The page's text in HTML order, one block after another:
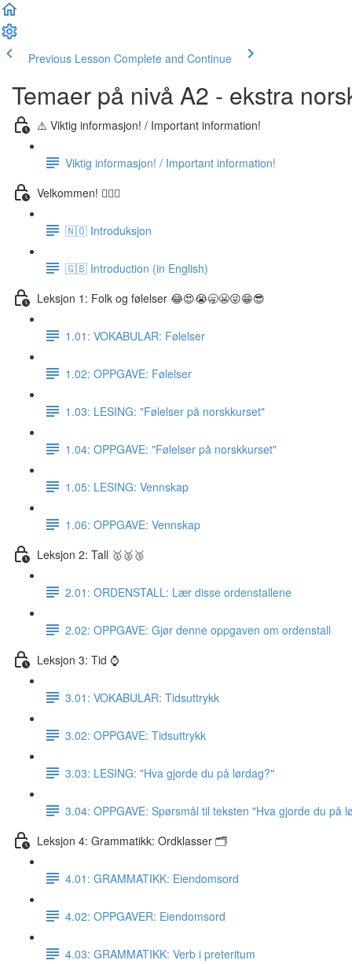
Previous Lesson Complete and Continue
Temaer på nivå A2 - ekstra
⚠️ Viktig informasjon! / Important information!
Viktig informasjon! / Important information!
Velkommen! 🙋🏼‍♂️
🇳🇴 Introduksjon
🇬🇧 Introduction (in English)
Leksjon 1: Folk og følelser 😂😍😭🥱😬😜😁😎
1.01: VOKABULAR: Følelser
1.02: OPPGAVE: Følelser
1.03: LESING: "Følelser på norskkurset"
1.04: OPPGAVE: "Følelser på norskkurset"
1.05: LESING: Vennskap
1.06: OPPGAVE: Vennskap
Leksjon 2: Tall 🥇🥈🥉
2.01: ORDENSTALL: Lær disse ordenstallene
2.02: OPPGAVE: Gjør denne oppgaven om ordenstall
Leksjon 3: Tid ⌚️
3.01: VOKABULAR: Tidsuttrykk
3.02: OPPGAVE: Tidsuttrykk
3.03: LESING: "Hva gjorde du på lørdag?"
3.04: OPPGAVE: Spørsmål til teksten "Hva gjorde du på
Leksjon 4: Grammatikk: Ordklasser 🗂
4.01: GRAMMATIKK: Eiendomsord
4.02: OPPGAVER: Eiendomsord
4.03: GRAMMATIKK: Verb i preteritum